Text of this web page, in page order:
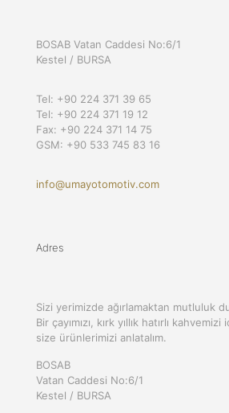
BOSAB Vatan Caddesi No:6/1
Kestel / BURSA
Tel: +90 224 371 39 65
Tel: +90 224 371 19 12
Fax: +90 224 371 14 75
GSM: +90 533 745 83 16
info@umayotomotiv.com
Adres
Sizi yerimizde ağırlamaktan mutluluk
Bir çayımızı, kırk yıllık hatırlı kahvemizi
size ürünlerimizi anlatalım.
BOSAB
Vatan Caddesi No:6/1
Kestel / BURSA